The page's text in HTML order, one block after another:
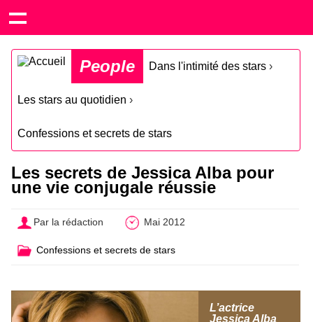
People Dans l'intimité des stars ›
Les stars au quotidien ›
Confessions et secrets de stars
Les secrets de Jessica Alba pour
une vie conjugale réussie
Par la rédaction Mai 2012
Confessions et secrets de stars
L’actrice
Jessica Alba